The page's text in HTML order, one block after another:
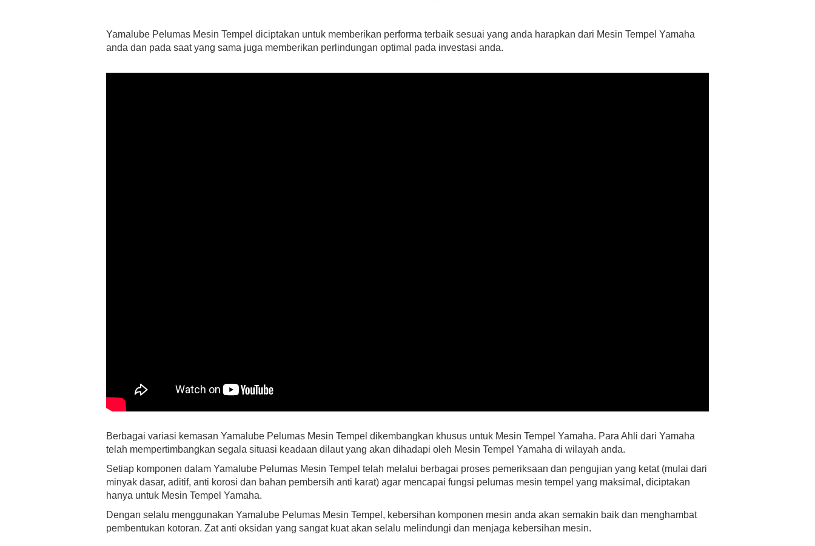
Yamalube Pelumas Mesin Tempel diciptakan untuk memberikan performa terbaik sesuai yang anda harapkan dari Mesin Tempel Yamaha
anda dan pada saat yang sama juga memberikan perlindungan optimal pada investasi anda.
Berbagai variasi kemasan Yamalube Pelumas Mesin Tempel dikembangkan khusus untuk Mesin Tempel Yamaha. Para Ahli dari Yamaha
telah mempertimbangkan segala situasi keadaan dilaut yang akan dihadapi oleh Mesin Tempel Yamaha di wilayah anda.
Setiap komponen dalam Yamalube Pelumas Mesin Tempel telah melalui berbagai proses pemeriksaan dan pengujian yang ketat (mulai dari
minyak dasar, aditif, anti korosi dan bahan pembersih anti karat) agar mencapai fungsi pelumas mesin tempel yang maksimal, diciptakan
hanya untuk Mesin Tempel Yamaha.
Dengan selalu menggunakan Yamalube Pelumas Mesin Tempel, kebersihan komponen mesin anda akan semakin baik dan menghambat
pembentukan kotoran. Zat anti oksidan yang sangat kuat akan selalu melindungi dan menjaga kebersihan mesin.